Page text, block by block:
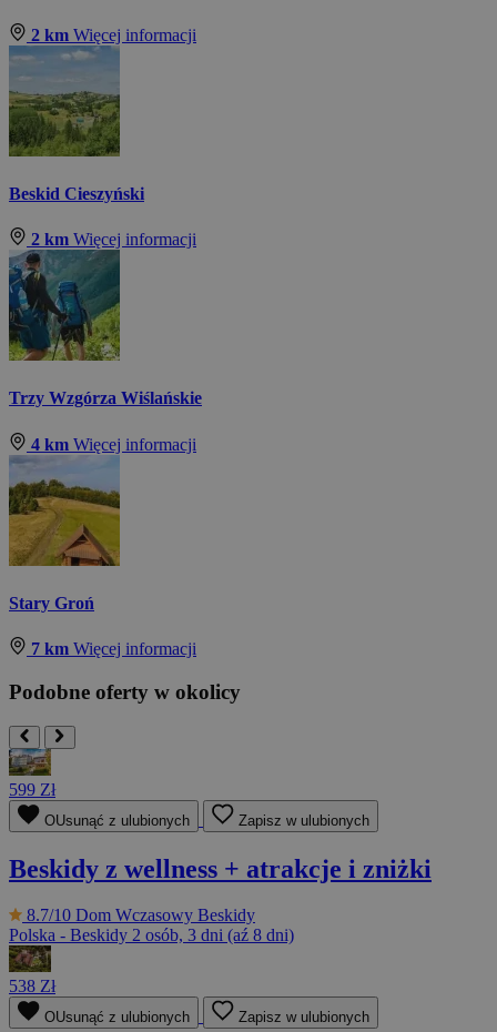
2 km Więcej informacji
Beskid Cieszyński
2 km Więcej informacji
Trzy Wzgórza Wiślańskie
4 km Więcej informacji
Stary Groń
7 km Więcej informacji
Podobne oferty w okolicy
599 Zł
OUsunąć z ulubionych Zapisz w ulubionych
Beskidy z wellness + atrakcje i zniżki
8.7/10 Dom Wczasowy Beskidy
Polska - Beskidy 2 osób, 3 dni (aź 8 dni)
538 Zł
OUsunąć z ulubionych Zapisz w ulubionych